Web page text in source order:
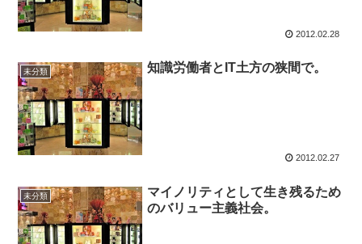
2012.02.28
未分類 知識労働者とIT土方の狭間で。
2012.02.27
未分類
マイノリティとして生き残るため
のバリュー主義社会。